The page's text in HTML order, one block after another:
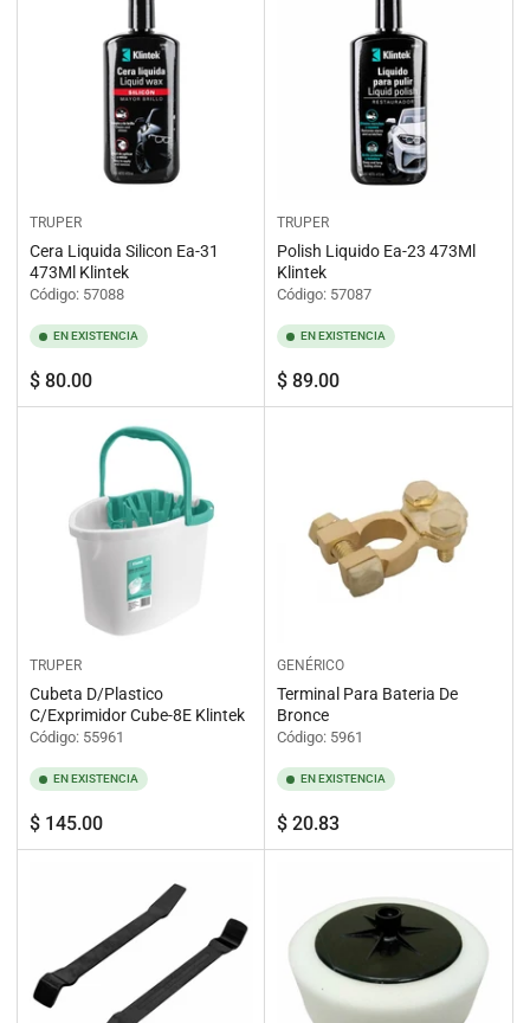
TRUPER
Cera Liquida Silicon Ea-31
473Ml Klintek
Código: 57088
EN EXISTENCIA
Precio
regular
$ 80.00
TRUPER
Polish Liquido Ea-23 473Ml
Klintek
Código: 57087
EN EXISTENCIA
Precio
regular
$ 89.00
TRUPER
Cubeta D/Plastico
C/Exprimidor Cube-8E Klintek
Código: 55961
EN EXISTENCIA
Precio
regular
$ 145.00
GENÉRICO
Terminal Para Bateria De
Bronce
Código: 5961
EN EXISTENCIA
Precio
regular
$ 20.83